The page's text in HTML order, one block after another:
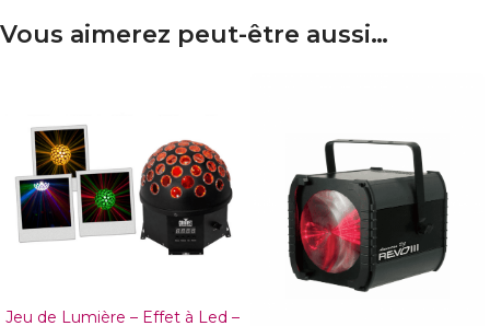
Vous aimerez peut-être aussi…
Jeu de Lumière – Effet à Led –